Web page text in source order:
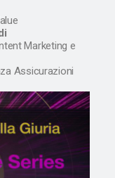
Marketing e
Assicurazioni